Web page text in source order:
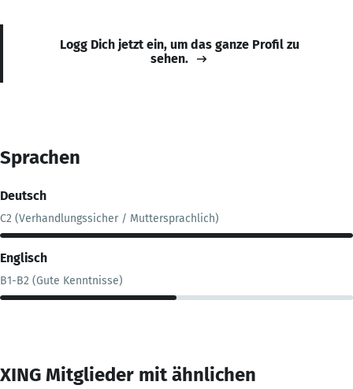
Logg Dich jetzt ein, um das ganze Profil zu
sehen.
Sprachen
Deutsch
C2 (Verhandlungssicher / Muttersprachlich)
Englisch
B1-B2 (Gute Kenntnisse)
XING Mitglieder mit ähnlichen